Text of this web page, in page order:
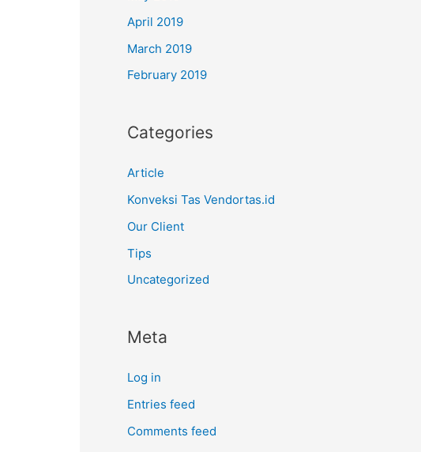
April 2019
March 2019
February 2019
Categories
Article
Konveksi Tas Vendortas.id
Our Client
Tips
Uncategorized
Meta
Log in
Entries feed
Comments feed